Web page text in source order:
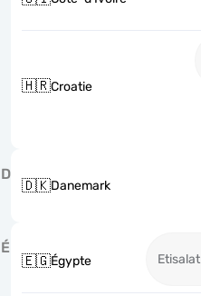
🇭🇷Croatie
D
🇩🇰Danemark
É
🇪🇬Égypte Etisalat